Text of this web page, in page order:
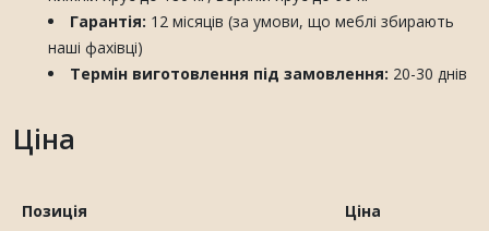
Гарантія: 12 місяців (за умови, що меблі збирають
наші фахівці)
Термін виготовлення під замовлення: 20-30 днів
Ціна
Позиція Ціна